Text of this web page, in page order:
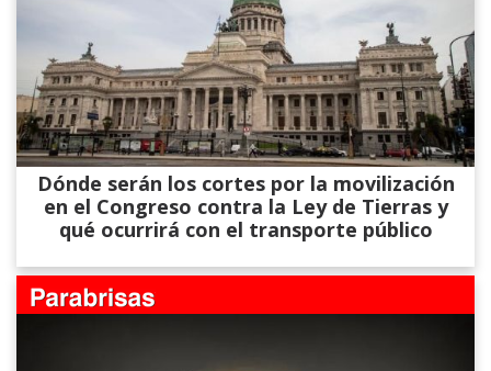
Dónde serán los cortes por la movilización
en el Congreso contra la Ley de Tierras y
qué ocurrirá con el transporte público